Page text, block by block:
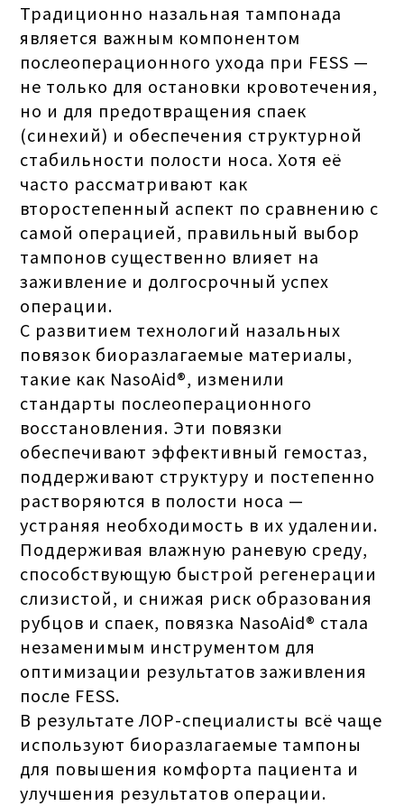
Традиционно назальная тампонада
является важным компонентом
послеоперационного ухода при FESS —
не только для остановки кровотечения,
но и для предотвращения спаек
(синехий) и обеспечения структурной
стабильности полости носа. Хотя её
часто рассматривают как
второстепенный аспект по сравнению с
самой операцией, правильный выбор
тампонов существенно влияет на
заживление и долгосрочный успех
операции.
С развитием технологий назальных
повязок биоразлагаемые материалы,
такие как NasoAid®, изменили
стандарты послеоперационного
восстановления. Эти повязки
обеспечивают эффективный гемостаз,
поддерживают структуру и постепенно
растворяются в полости носа —
устраняя необходимость в их удалении.
Поддерживая влажную раневую среду,
способствующую быстрой регенерации
слизистой, и снижая риск образования
рубцов и спаек, повязка NasoAid® стала
незаменимым инструментом для
оптимизации результатов заживления
после FESS.
В результате ЛОР-специалисты всё чаще
используют биоразлагаемые тампоны
для повышения комфорта пациента и
улучшения результатов операции.